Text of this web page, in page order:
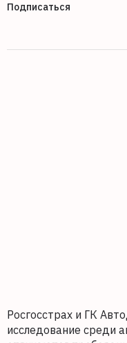
Подписаться
Росгосстрах и ГК
исследование среди